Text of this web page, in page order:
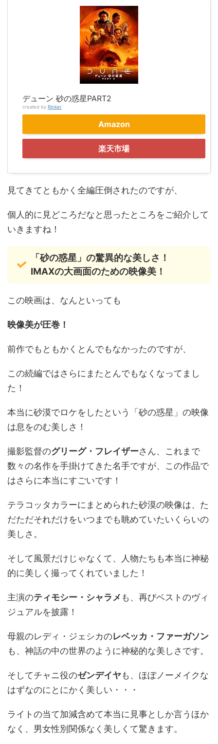
デューン 砂の惑星PART2
created by Rinker
Amazon
楽天市場
見てきてともかく全編圧倒されたのですが、
個人的に見どころだなと思ったところをご紹介して
いきますね！
「砂の惑星」の驚異的な美しさ！
IMAXの大画面のための映像美！
この映画は、なんといっても
映像美が圧巻！
前作でもともかくとんでもなかったのですが、
この続編ではさらにまたとんでもなくなってまし
た！
本当に砂漠でロケをしたという「砂の惑星」の映像
は息をのむ美しさ！
撮影監督のグリーグ・フレイザーさん、これまで
数々の名作を手掛けてきた名手ですが、この作品で
はさらに本当にすごいです！
テラコッタカラーにまとめられた砂漠の映像は、た
だただそれだけをいつまでも眺めていたいくらいの
美しさ。
そして風景だけじゃなくて、人物たちも本当に神秘
的に美しく撮ってくれていました！
主演のティモシー・シャラメ も、再びベストのヴィ
ジュアルを披露！
母親のレディ・ジェシカのレベッカ・ファーガソン
も、神話の中の世界のように神秘的な美しさです。
そしてチャニ役のゼンデイヤも、ほぼノーメイクな
はずなのにとにかく美しい・・・
ライトの当て加減含めて本当に見事としか言うほか
なく、男女性別関係なく美しくて驚きます。